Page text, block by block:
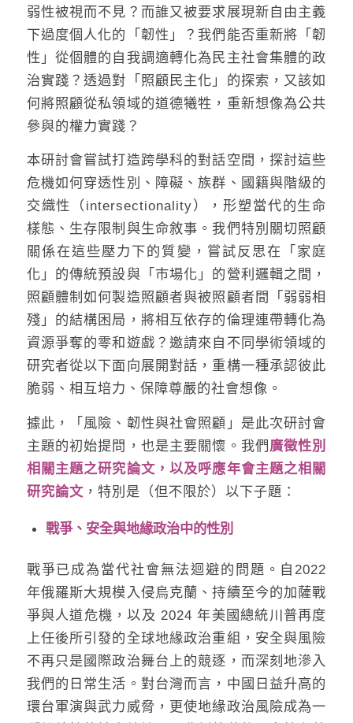
弱性被視而不見？而誰又被要求展現新自由主義
下過度個人化的「韌性」？我們能否重新將「韌
性」從個體的自我調適轉化為民主社會集體的政
治實踐？透過對「照顧民主化」的探索，又該如
何將照顧從私領域的道德犧牲，重新想像為公共
參與的權力實踐？
本研討會嘗試打造跨學科的對話空間，探討這些
危機如何穿透性別、障礙、族群、國籍與階級的
交織性（intersectionality），形塑當代的生命
樣態、生存限制與生命敘事。我們特別關切照顧
關係在這些壓力下的質變，嘗試反思在「家庭
化」的傳統預設與「市場化」的營利邏輯之間，
照顧體制如何製造照顧者與被照顧者間「弱弱相
殘」的結構困局，將相互依存的倫理連帶轉化為
資源爭奪的零和遊戲？邀請來自不同學術領域的
研究者從以下面向展開對話，重構一種承認彼此
脆弱、相互培力、保障尊嚴的社會想像。
據此，「風險、韌性與社會照顧」是此次研討會
主題的初始提問，也是主要關懷。我們 廣徵性別
相關主題之研究論文，以及呼應年會主題之相關
研究論文，特別是（但不限於）以下子題：
戰爭、安全與地緣政治中的性別
戰爭已成為當代社會無法迴避的問題。自2022
年俄羅斯大規模入侵烏克蘭、持續至今的加薩戰
爭與人道危機，以及 2024 年美國總統川普再度
上任後所引發的全球地緣政治重組，安全與風險
不再只是國際政治舞台上的競逐，而深刻地滲入
我們的日常生活。對台灣而言，中國日益升高的
環台軍演與武力威脅，更使地緣政治風險成為一